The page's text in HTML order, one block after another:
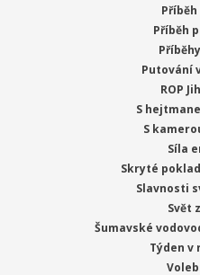
Příběh
Putování
ROP
S
S
Síla
Skryté
Slavnosti
Svět
Šumavské
Týden v